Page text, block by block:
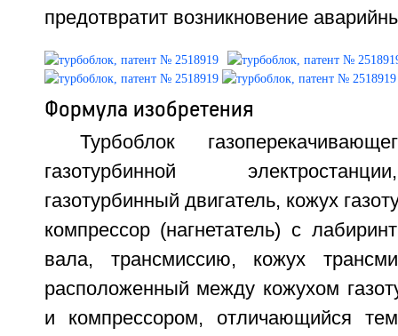
предотвратит возникновение
Формула изобретения
Турбоблок
газотурбинной
газотурбинный двигатель, кожух
компрессор (нагнетатель) с
вала, трансмиссию, кожух
расположенный между кожухом
и компрессором, отличающийся